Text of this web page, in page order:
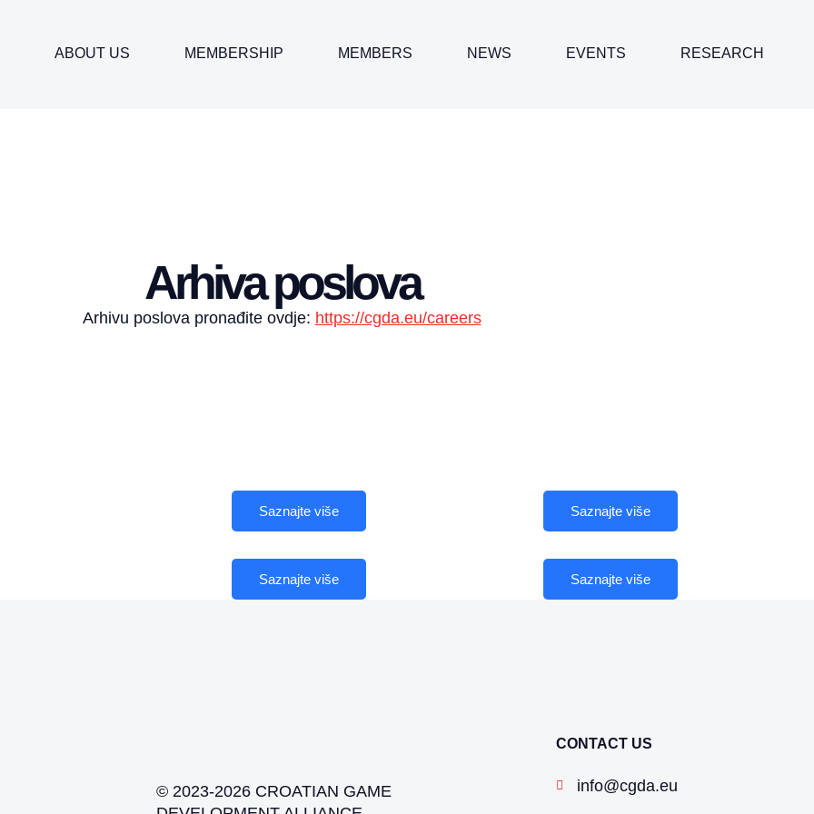
ABOUT US MEMBERSHIP MEMBERS NEWS EVENTS RESEARCH
Arhiva poslova
Arhivu poslova pronađite ovdje: https://cgda.eu/careers
Saznajte više Saznajte više
Saznajte više Saznajte više
© 2023-2026 CROATIAN GAME
CONTACT US
info@cgda.eu